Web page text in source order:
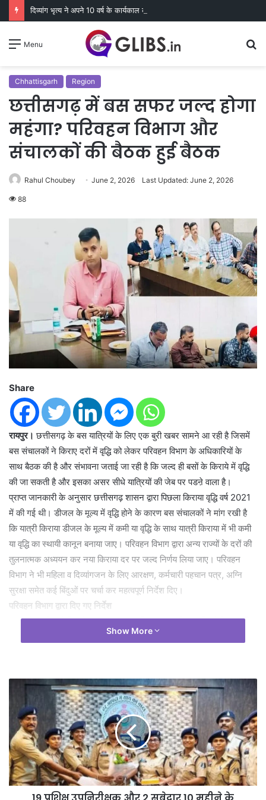
Menu
Chhattisgarh Region
छत्तीसगढ़ में बस सफर जल्द होगा
महंगा? परिवहन विभाग और
संचालकों की बैठक हुई बैठक
Rahul Choubey June 2, 2026 Last Updated: June 2, 2026
88
Share
रायपुर। छत्तीसगढ़ के बस यात्रियों के लिए एक बुरी खबर सामने आ रही है जिसमें
बस संचालकों ने किराए दरों में वृद्धि को लेकर परिवहन विभाग के अधिकारियों के
साथ बैठक की है और संभावना जताई जा रही है कि जल्द ही बसों के किराये में वृद्धि
की जा सकती है और इसका असर सीधे यात्रियों की जेब पर पडऩे वाला है।
प्राप्त जानकारी के अनुसार छत्तीसगढ़ शासन द्वारा पिछला किराया वृद्धि वर्ष 2021
में की गई थी। डीजल के मूल्य में वृद्धि होने के कारण बस संचालकों ने मांग रखी है
कि यात्री किराया डीजल के मूल्य में कमी या वृद्धि के साथ यात्री किराया में भी कमी
या वृद्धि का स्थायी कानून बनाया जाए। परिवहन विभाग द्वारा अन्य राज्यों के दरों की
तुलनात्मक अध्ययन कर नया किराया दर पर जल्द निर्णय लिया जाए। परिवहन
विभाग ने भी महिला व दिव्यांगजन के लिए आरक्षण, कर्मचारी पहचान पत्र, अग्नि
सुरक्षा समेत कई बिंदुओं पर चर्चा कर महत्वपूर्ण निर्देश दिए।
परिवहन विभाग द्वारा दिए गए निर्देश
1. प्रत्येक स्टेज कैरिज में क्षमता का 25 प्रतिशत भाग महिला यात्रियों हेतु आरक्षित
रहेगा तथा महिलाओं के लिए आरक्षित का बोर्ड स्पष्ट रूप से प्रदर्शित किया जाएगा।
2. प्रत्येक यात्री को प्रति पूर्व-मुद्रित टिकट जारी किया जाना अनिवार्य होगा।
टिकट में परमिट संख्या, परमिट प्रकार, वाहन क्रमांक, मार्ग, किराया, टिकट
क्रमांक, जारी करने की तिथि तथा परिचालक का नाम एवं हस्ताक्षर अंकित रहेंगे।
टिकट रिकॉर्ड न्यूनतम 02 वर्ष तक सुरक्षित रखा जाएगा।
3. प्रत्येक चालक एवं परिचालक को पहचान-पत्र तथा यूनिफॉर्म जारी किया जाना
अनिवार्य होगा, जिसमें नाम, पता, फोटो, लाइसेंस, बैज क्रमांक, परमिट विवरण एवं
वैधता अंकित रहेगी।
4. वाहन के बाहरी भाग पर स्पष्ट रूप से निम्न जानकारी अंकित की जाए — वाहन
Show More